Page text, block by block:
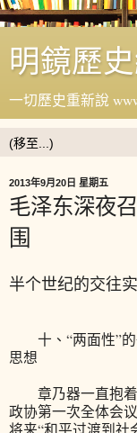
明鏡歷
一切歷史重新說
2013年9月20日 星期五
毛泽东深夜
围
半个世纪的交往
十、“两面性”的
思想
章乃器一直抱着
政协第一次全体会
将来“和平过渡到社